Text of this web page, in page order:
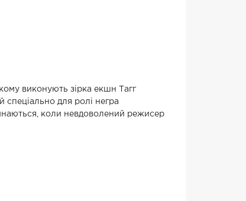
виконують зірка екшн Тагг
для ролі негра
коли невдоволений режисер